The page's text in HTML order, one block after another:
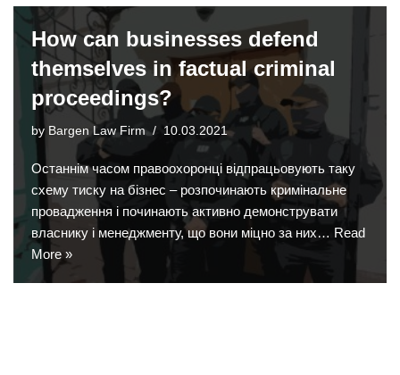
How can businesses defend
themselves in factual criminal
proceedings?
by Bargen Law Firm 10.03.2021
Останнім часом правоохоронці відпрацьовують таку
схему тиску на бізнес – розпочинають кримінальне
провадження і починають активно демонструвати
власнику і менеджменту, що вони міцно за них… Read
More »